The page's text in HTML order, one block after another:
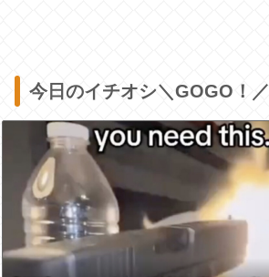
今日のイチオシ＼GOGO！／